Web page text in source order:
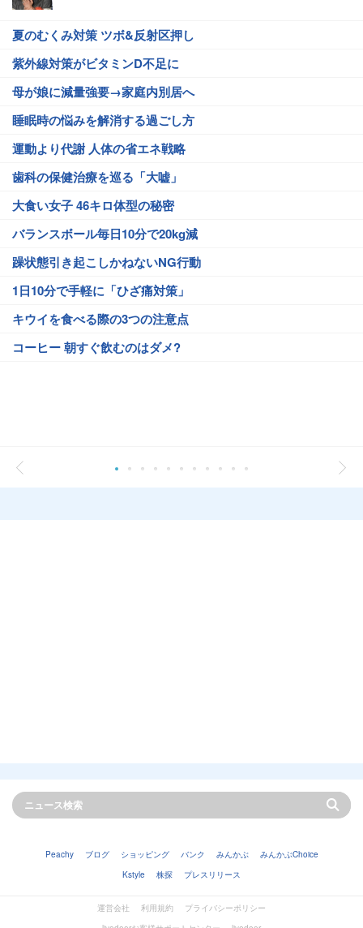
夏のむくみ対策 ツボ&反射区押し
紫外線対策がビタミンD不足に
母が娘に減量強要→家庭内別居へ
睡眠時の悩みを解消する過ごし方
運動より代謝 人体の省エネ戦略
歯科の保健治療を巡る「大嘘」
大食い女子 46キロ体型の秘密
バランスボール毎日10分で20kg減
躁状態引き起こしかねないNG行動
1日10分で手軽に「ひざ痛対策」
キウイを食べる際の3つの注意点
コーヒー 朝すぐ飲むのはダメ?
Peachy ブログ ショッピング バンク みんかぶ
みんかぶChoice
Kstyle
株探 プレスリリース
運営会社 利用規約
プライバシーポリシー